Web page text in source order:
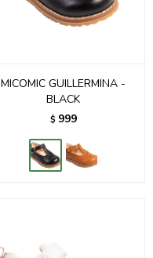
MICOMIC GUILLERMINA -
BLACK
$ 999